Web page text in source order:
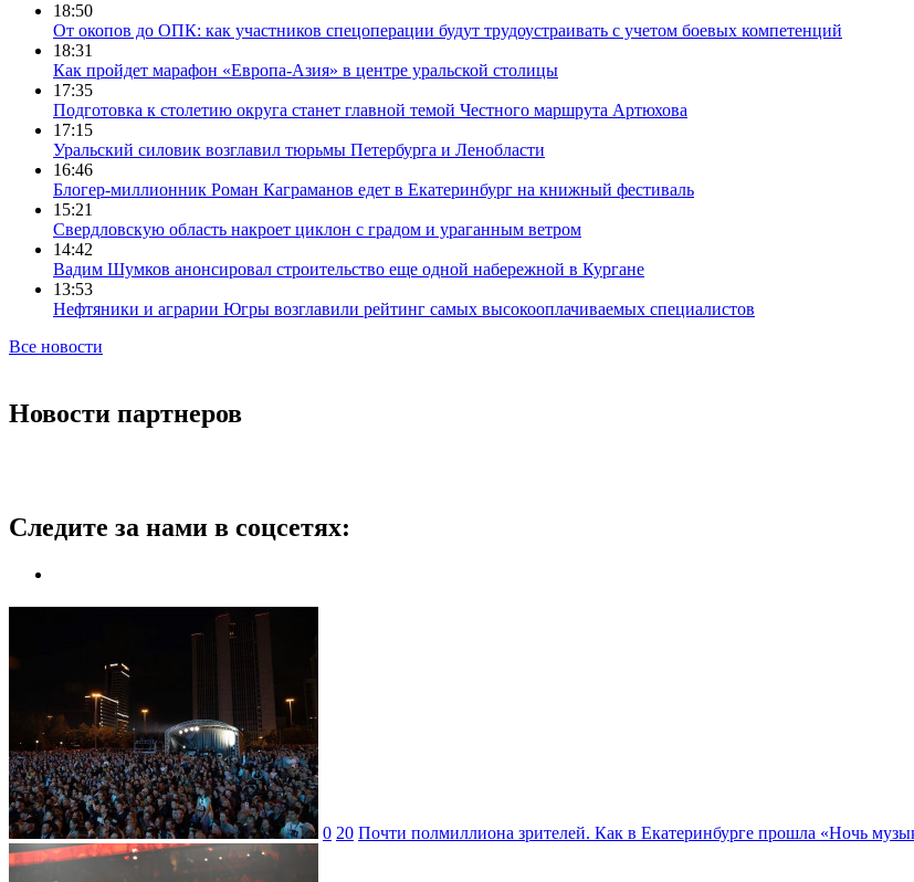
18:50
От окопов до ОПК: как участников спецоперации будут трудоустраивать с учетом боевых компетенций
18:31
Как пройдет марафон «Европа-Азия» в центре уральской столицы
17:35
Подготовка к столетию округа станет главной темой Честного маршрута Артюхова
17:15
Уральский силовик возглавил тюрьмы Петербурга и Ленобласти
16:46
Блогер-миллионник Роман Каграманов едет в Екатеринбург на книжный фестиваль
15:21
Свердловскую область накроет циклон с градом и ураганным ветром
14:42
Вадим Шумков анонсировал строительство еще одной набережной в Кургане
13:53
Нефтяники и аграрии Югры возглавили рейтинг самых высокооплачиваемых специалистов
Все новости
Новости партнеров
Следите за нами в соцсетях:
0 20 Почти полмиллиона зрителей. Как в Екатеринбурге прошла «Ночь